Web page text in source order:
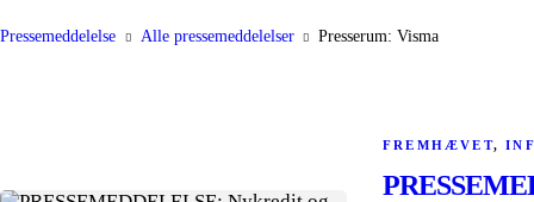
Pressemeddelelse Alle pressemeddelelser Presserum: Visma
FREMHÆVET,